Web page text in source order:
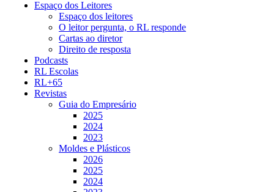
Espaço dos Leitores
Espaço dos leitores
O leitor pergunta, o RL responde
Cartas ao diretor
Direito de resposta
Podcasts
RL Escolas
RL+65
Revistas
Guia do Empresário
2025
2024
2023
Moldes e Plásticos
2026
2025
2024